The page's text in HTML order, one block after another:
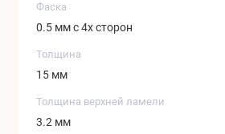
Фаска
0.5 мм с 4х сторон
Толщина
15 мм
Толщина верхней ламели
3.2 мм